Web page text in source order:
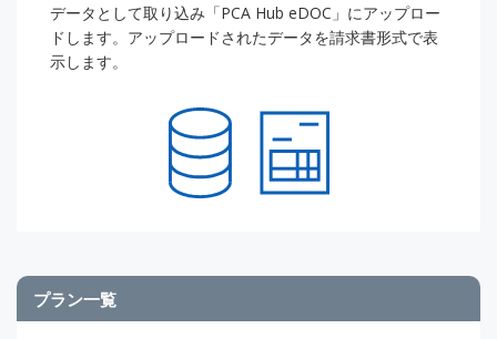
データとして取り込み「PCA Hub eDOC」にアップロー
ドします。アップロードされたデータを請求書形式で表
示します。
プラン一覧